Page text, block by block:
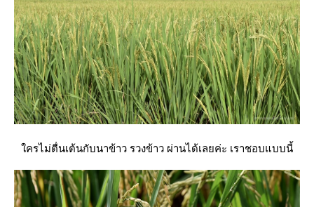
ครไม่ตื่นเต้นกับนาข้าว รวงข้าว ผ่านได้เลยค่ะ เราชอบแบบนี้